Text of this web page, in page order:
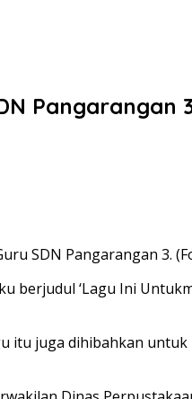
Pangarangan
SDN Pangarangan 3.
berjudul ‘Lagu Ini
itu juga dihibahkan